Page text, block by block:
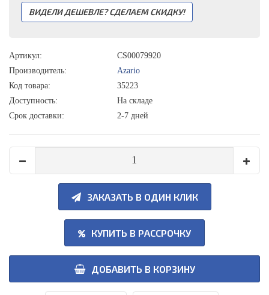
ВИДЕЛИ ДЕШЕВЛЕ? СДЕЛАЕМ СКИДКУ!
Артикул:
CS00079920
Производитель:
Azario
Код товара:
35223
Доступность:
На складе
Срок доставки:
2-7 дней
ЗАКАЗАТЬ В ОДИН КЛИК
КУПИТЬ В РАССРОЧКУ
ДОБАВИТЬ В КОРЗИНУ